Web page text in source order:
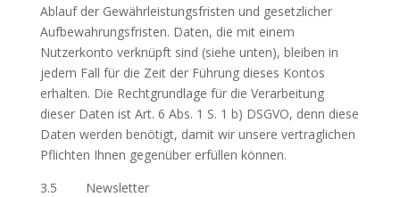
Ablauf der Gewährleistungsfristen und gesetzlicher
Aufbewahrungsfristen. Daten, die mit einem
Nutzerkonto verknüpft sind (siehe unten), bleiben in
jedem Fall für die Zeit der Führung dieses Kontos
erhalten. Die Rechtgrundlage für die Verarbeitung
dieser Daten ist Art. 6 Abs. 1 S. 1 b) DSGVO, denn diese
Daten werden benötigt, damit wir unsere vertraglichen
Pflichten Ihnen gegenüber erfüllen können.
3.5 Newsletter